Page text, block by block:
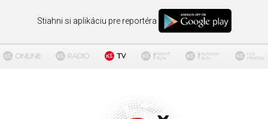
Stiahni si aplikáciu pre reportéra